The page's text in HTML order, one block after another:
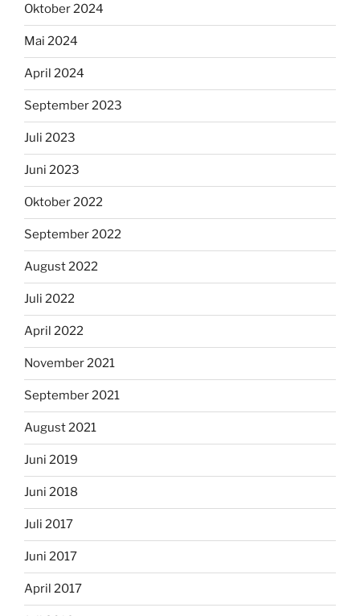
Oktober 2024
Mai 2024
April 2024
September 2023
Juli 2023
Juni 2023
Oktober 2022
September 2022
August 2022
Juli 2022
April 2022
November 2021
September 2021
August 2021
Juni 2019
Juni 2018
Juli 2017
Juni 2017
April 2017